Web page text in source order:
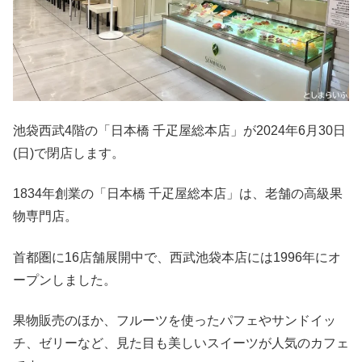
池袋西武4階の「日本橋 千疋屋総本店」が2024年6月30日
(日)で閉店します。
1834年創業の「日本橋 千疋屋総本店」は、老舗の高級果
物専門店。
首都圏に16店舗展開中で、西武池袋本店には1996年にオ
ープンしました。
果物販売のほか、フルーツを使ったパフェやサンドイッ
チ、ゼリーなど、見た目も美しいスイーツが人気のカフェ